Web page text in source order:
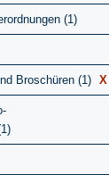
(1)
Broschüren (1) X